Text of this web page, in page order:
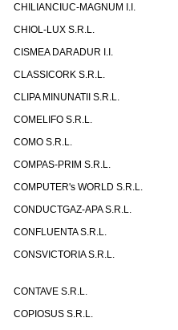
CHILIANCIUC-MAGNUM I.I.
CHIOL-LUX S.R.L.
CISMEA DARADUR I.I.
CLASSICORK S.R.L.
CLIPA MINUNATII S.R.L.
COMELIFO S.R.L.
COMO S.R.L.
COMPAS-PRIM S.R.L.
COMPUTER's WORLD S.R.L.
CONDUCTGAZ-APA S.R.L.
CONFLUENTA S.R.L.
CONSVICTORIA S.R.L.
CONTAVE S.R.L.
COPIOSUS S.R.L.